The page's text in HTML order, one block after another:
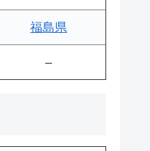
福島県
–